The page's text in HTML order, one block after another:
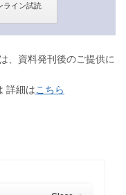
、資料発刊後のご提供に
詳細はこちら